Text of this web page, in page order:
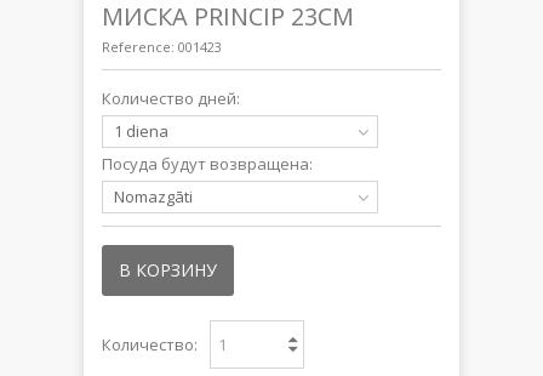
МИСКА PRINCIP 23СМ
Reference: 001423
Количество дней:
1 diena
Посуда будут возвращена:
Nomazgāti
В КОРЗИНУ
Количество: